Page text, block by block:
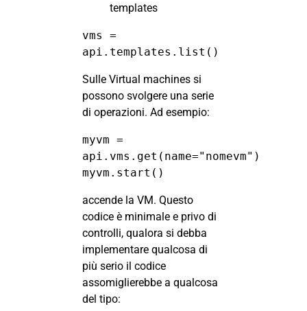
templates
vms =
api.templates.list()
Sulle Virtual machines si
possono svolgere una serie
di operazioni. Ad esempio:
myvm =
api.vms.get(name="nomevm")
myvm.start()
accende la VM. Questo
codice è minimale e privo di
controlli, qualora si debba
implementare qualcosa di
più serio il codice
assomiglierebbe a qualcosa
del tipo: